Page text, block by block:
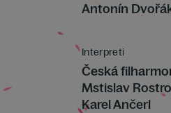
Antonín
Interpreti
Česká
Mstislav
Karel Ančerl